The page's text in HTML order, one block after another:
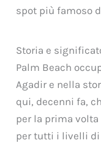
spot più famoso
Storia e
Palm Beach
Agadir e nella
qui, decenni fa,
per la prima
per tutti i livelli di